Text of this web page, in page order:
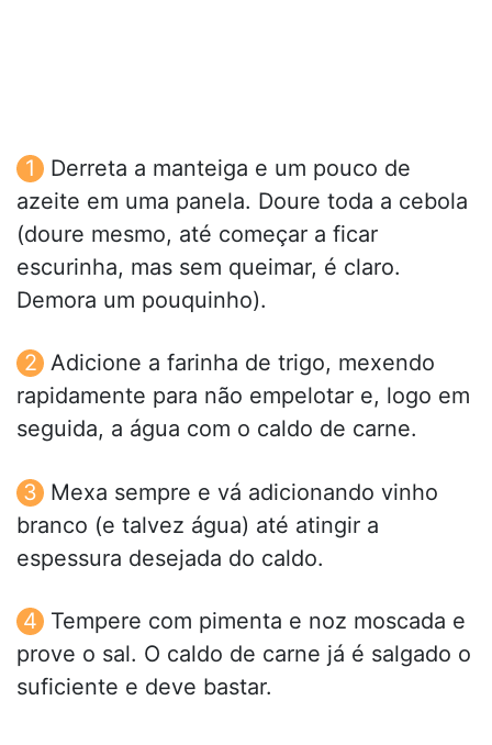
Derreta a manteiga e um pouco de
azeite em uma panela. Doure toda a cebola
(doure mesmo, até começar a ficar
escurinha, mas sem queimar, é claro.
Demora um pouquinho).
Adicione a farinha de trigo, mexendo
rapidamente para não empelotar e, logo em
seguida, a água com o caldo de carne.
Mexa sempre e vá adicionando vinho
branco (e talvez água) até atingir a
espessura desejada do caldo.
Tempere com pimenta e noz moscada e
prove o sal. O caldo de carne já é salgado o
suficiente e deve bastar.